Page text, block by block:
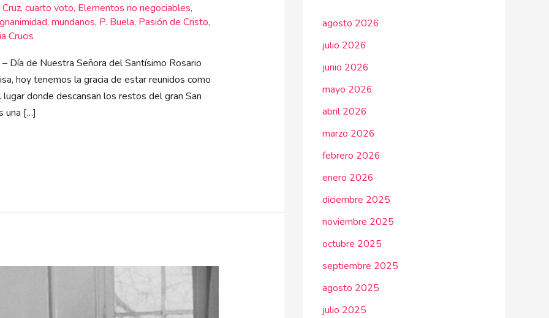
Cruz, cuarto voto, Elementos no negociables,
, mundanos, P. Buela, Pasión de Cristo,
Crucis
Día de Nuestra Señora del Santísimo Rosario
hoy tenemos la gracia de estar reunidos como
donde descansan los restos del gran San
una […]
agosto 2026
julio 2026
junio 2026
mayo 2026
abril 2026
marzo 2026
febrero 2026
enero 2026
diciembre 2025
noviembre 2025
octubre 2025
septiembre 2025
agosto 2025
julio 2025